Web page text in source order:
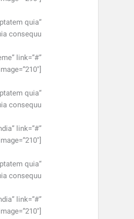
quia
link=”#”
quia
link=”#”
quia
link=”#”